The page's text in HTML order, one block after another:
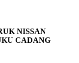
NISSAN
CADANG